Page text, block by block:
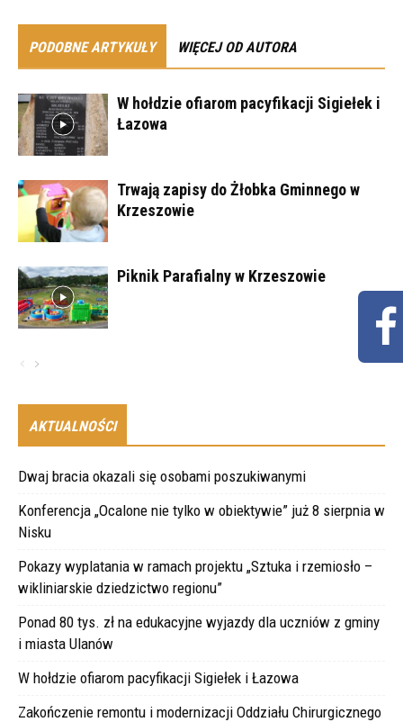
PODOBNE ARTYKUŁY WIĘCEJ OD AUTORA
W hołdzie ofiarom pacyfikacji Sigiełek i
Łazowa
Trwają zapisy do Żłobka Gminnego w
Krzeszowie
Piknik Parafialny w Krzeszowie
AKTUALNOŚCI
Dwaj bracia okazali się osobami poszukiwanymi
Konferencja „Ocalone nie tylko w obiektywie” już 8 sierpnia w
Nisku
Pokazy wyplatania w ramach projektu „Sztuka i rzemiosło –
wikliniarskie dziedzictwo regionu”
Ponad 80 tys. zł na edukacyjne wyjazdy dla uczniów z gminy
i miasta Ulanów
W hołdzie ofiarom pacyfikacji Sigiełek i Łazowa
Zakończenie remontu i modernizacji Oddziału Chirurgicznego